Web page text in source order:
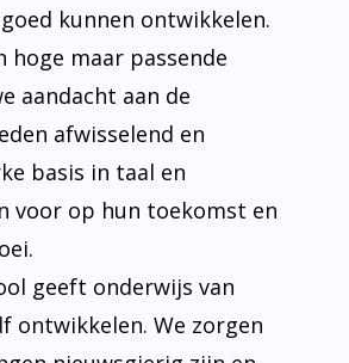
kunnen ontwikkelen.
hoge maar passende
aandacht aan de
afwisselend en
basis in taal en
voor op hun toekomst en
geeft onderwijs van
ontwikkelen. We zorgen